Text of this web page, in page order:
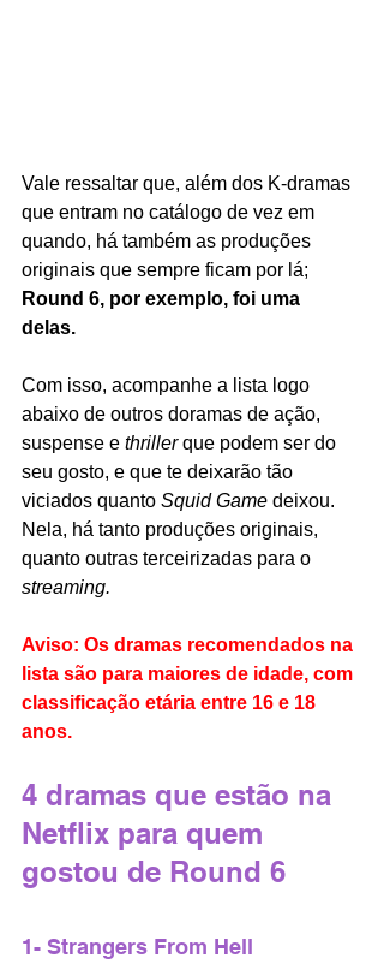
Vale ressaltar que, além dos K-dramas
que entram no catálogo de vez em
quando, há também as produções
originais que sempre ficam por lá;
Round 6, por exemplo, foi uma
delas.
Com isso, acompanhe a lista logo
abaixo de outros doramas de ação,
suspense e thriller que podem ser do
seu gosto, e que te deixarão tão
viciados quanto Squid Game deixou.
Nela, há tanto produções originais,
quanto outras terceirizadas para o
streaming.
Aviso: Os dramas recomendados na
lista são para maiores de idade, com
classificação etária entre 16 e 18
anos.
4 dramas que estão na
Netflix para quem
gostou de Round 6
1- Strangers From Hell